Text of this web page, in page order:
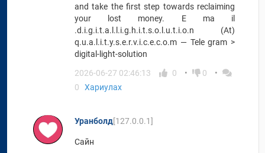
and take the first step towards reclaiming
your lost money. E ma il
.d.i.g.i.t.a.l.l.i.g.h.i.t.s.o.l.u.t.i.o.n (At)
q.u.a.l.i.t.y.s.e.r.v.i.c.e.c.o.m — Tele gram >
digital-light-solution
2026-06-27 02:46:13
0
0
0
Хариулах
Уранболд[127.0.0.1]
Сайн